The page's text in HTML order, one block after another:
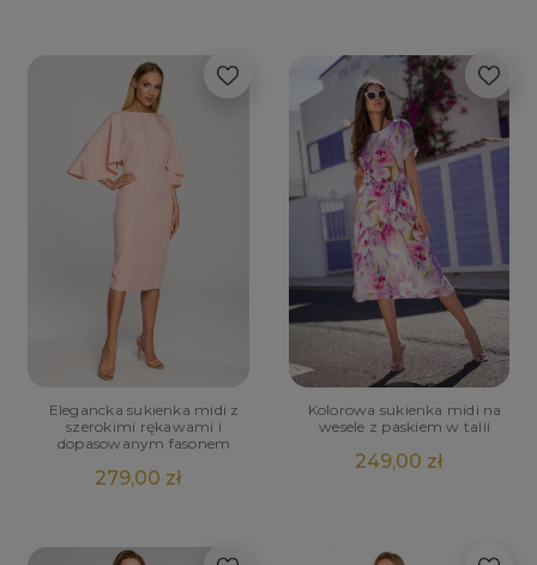
Elegancka sukienka midi z
szerokimi rękawami i
dopasowanym fasonem
279,00 zł
Kolorowa sukienka midi na
wesele z paskiem w talii
249,00 zł